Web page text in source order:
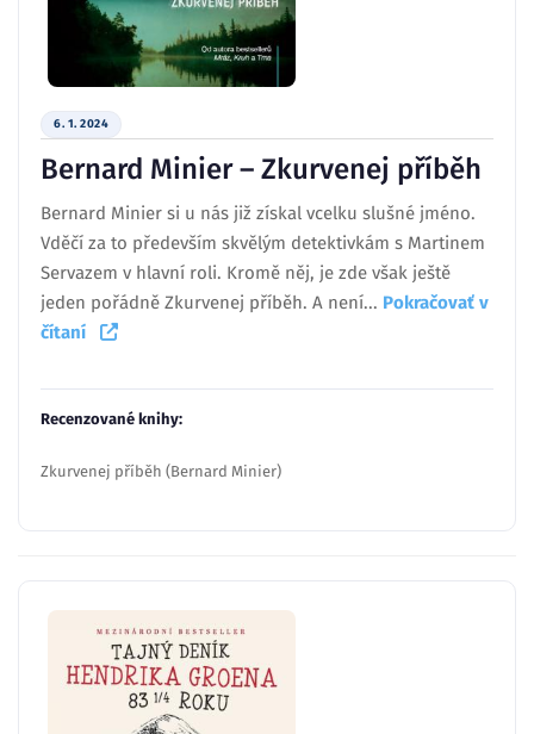
6. 1. 2024
Bernard Minier – Zkurvenej příběh
Bernard Minier si u nás již získal vcelku slušné jméno.
Vděčí za to především skvělým detektivkám s Martinem
Servazem v hlavní roli. Kromě něj, je zde však ještě
jeden pořádně Zkurvenej příběh. A není... Pokračovať v
čítaní
Recenzované knihy:
Zkurvenej příběh (Bernard Minier)